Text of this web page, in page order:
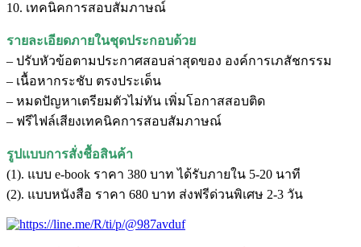
10. เทคนิคการสอบสัมภาษณ์
รายละเอียดภายในชุดประกอบด้วย
– ปรับหัวข้อตามประกาศสอบล่าสุดของ องค์การเภสัชกรรม
– เนื้อหากระชับ ตรงประเด็น
– หมดปัญหาเตรียมตัวไม่ทัน เพิ่มโอกาสสอบติด
– ฟรีไฟล์เสียงเทคนิคการสอบสัมภาษณ์
รูปแบบการสั่งชื้อสินค้า
(1). แบบ e-book ราคา 380 บาท ได้รับภายใน 5-20 นาที
(2). แบบหนังสือ ราคา 680 บาท ส่งฟรีด่วนพิเศษ 2-3 วัน